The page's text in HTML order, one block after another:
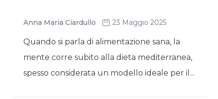
Anna Maria Ciardullo 23 Maggio 2025
Quando si parla di alimentazione sana, la
mente corre subito alla dieta mediterranea,
spesso considerata un modello ideale per il...